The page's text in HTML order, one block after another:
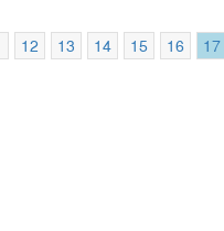
12 13 14 15 16 17